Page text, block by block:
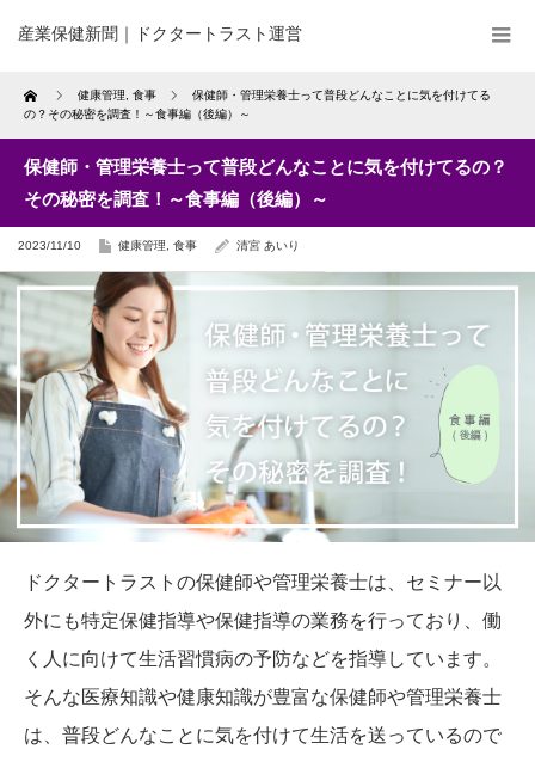
産業保健新聞｜ドクタートラスト運営
Home 健康管理 食事
保健師・管理栄養士って普段どんなことに気を付けてる
の？その秘密を調査！～食事編（後編）～
保健師・管理栄養士って普段どんなことに気を付けてるの？
その秘密を調査！～食事編（後編）～
2023/11/10 健康管理 食事 清宮 あいり
ドクタートラストの保健師や管理栄養士は、セミナー以
外にも特定保健指導や保健指導の業務を行っており、働
く人に向けて生活習慣病の予防などを指導しています。
そんな医療知識や健康知識が豊富な保健師や管理栄養士
は、普段どんなことに気を付けて生活を送っているので